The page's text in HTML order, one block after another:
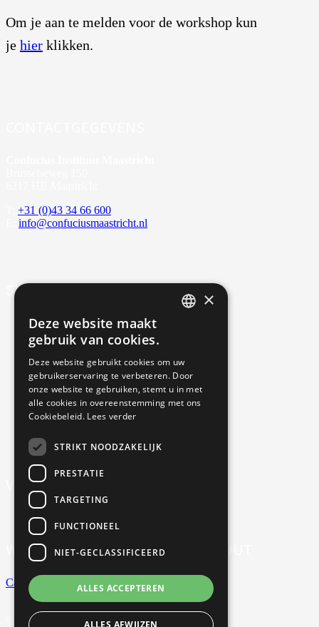
Om je aan te melden voor de workshop kun
je hier klikken.
+31 (0)43 34 66 600
info@confuciusmaastricht.nl
SITE-OVERZICHT
Algemene voorwaarden
Annulering, uitstel & resitutie
Privacy
Nieuwsbrief
VOLG ONS OP SOCIAL MEDIA
WERKEN BIJ CONFUCIUS INSTITUUT
Careers
© Copyright 2022 Confucius Instituut Maastricht
×
Deze website maakt
gebruik van cookies.
Deze website gebruikt cookies om uw
gebruikerservaring te verbeteren. Door
onze website te gebruiken, stemt u in met
alle cookies in overeenstemming met ons
Cookiebeleid. Lees verder
STRIKT NOODZAKELIJK
PRESTATIE
TARGETING
FUNCTIONEEL
NIET-GECLASSIFICEERD
ALLES ACCEPTEREN
ALLES AFWIJZEN